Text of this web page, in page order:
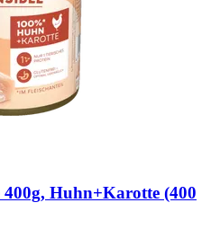
400g, Huhn+Karotte (400